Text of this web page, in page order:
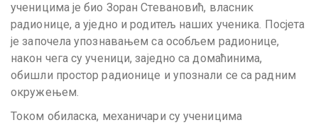
ученицима је био Зоран Стевановић, власник
радионице, а уједно и родитељ наших ученика. Посјета
је започела упознавањем са особљем радионице,
након чега су ученици, заједно са домаћинима,
обишли простор радионице и упознали се са радним
окружењем.
Током обиласка, механичари су ученицима